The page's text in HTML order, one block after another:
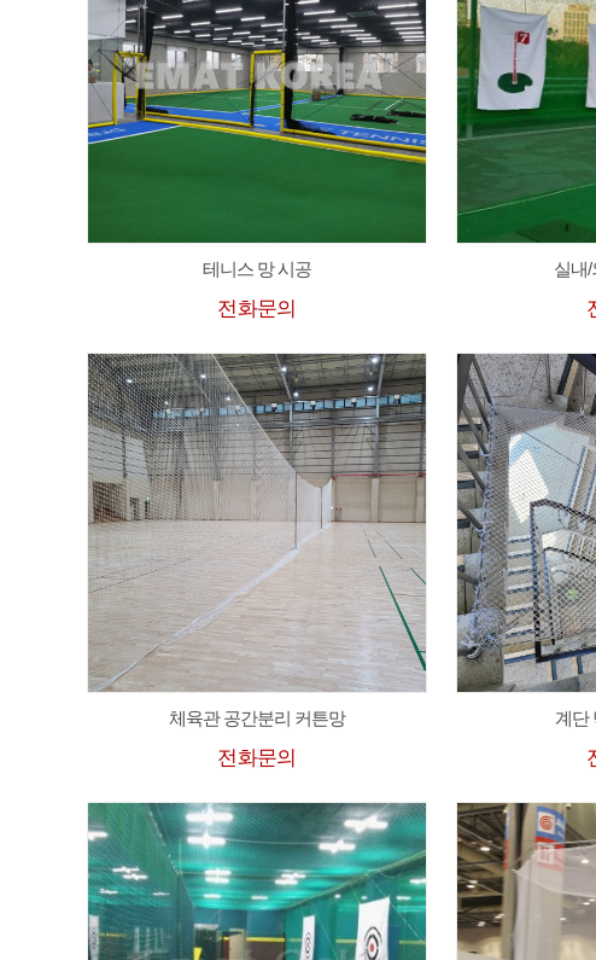
테니스 망 시공
전화문의
실내/
체육관 공간분리 커튼망
전화문의
계단